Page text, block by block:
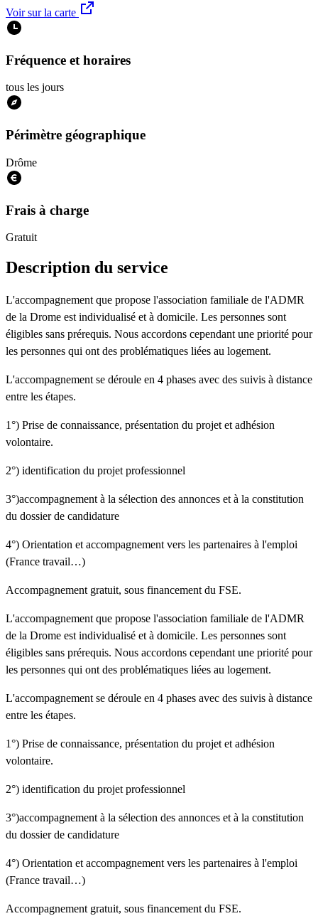
Voir sur la carte
Fréquence et horaires
tous les jours
Périmètre géographique
Drôme
Frais à charge
Gratuit
Description du service
L'accompagnement que propose l'association familiale de l'ADMR
de la Drome est individualisé et à domicile. Les personnes sont
éligibles sans prérequis. Nous accordons cependant une priorité pour
les personnes qui ont des problématiques liées au logement.
L'accompagnement se déroule en 4 phases avec des suivis à distance
entre les étapes.
1°) Prise de connaissance, présentation du projet et adhésion
volontaire.
2°) identification du projet professionnel
3°)accompagnement à la sélection des annonces et à la constitution
du dossier de candidature
4°) Orientation et accompagnement vers les partenaires à l'emploi
(France travail…)
Accompagnement gratuit, sous financement du FSE.
L'accompagnement que propose l'association familiale de l'ADMR
de la Drome est individualisé et à domicile. Les personnes sont
éligibles sans prérequis. Nous accordons cependant une priorité pour
les personnes qui ont des problématiques liées au logement.
L'accompagnement se déroule en 4 phases avec des suivis à distance
entre les étapes.
1°) Prise de connaissance, présentation du projet et adhésion
volontaire.
2°) identification du projet professionnel
3°)accompagnement à la sélection des annonces et à la constitution
du dossier de candidature
4°) Orientation et accompagnement vers les partenaires à l'emploi
(France travail…)
Accompagnement gratuit, sous financement du FSE.